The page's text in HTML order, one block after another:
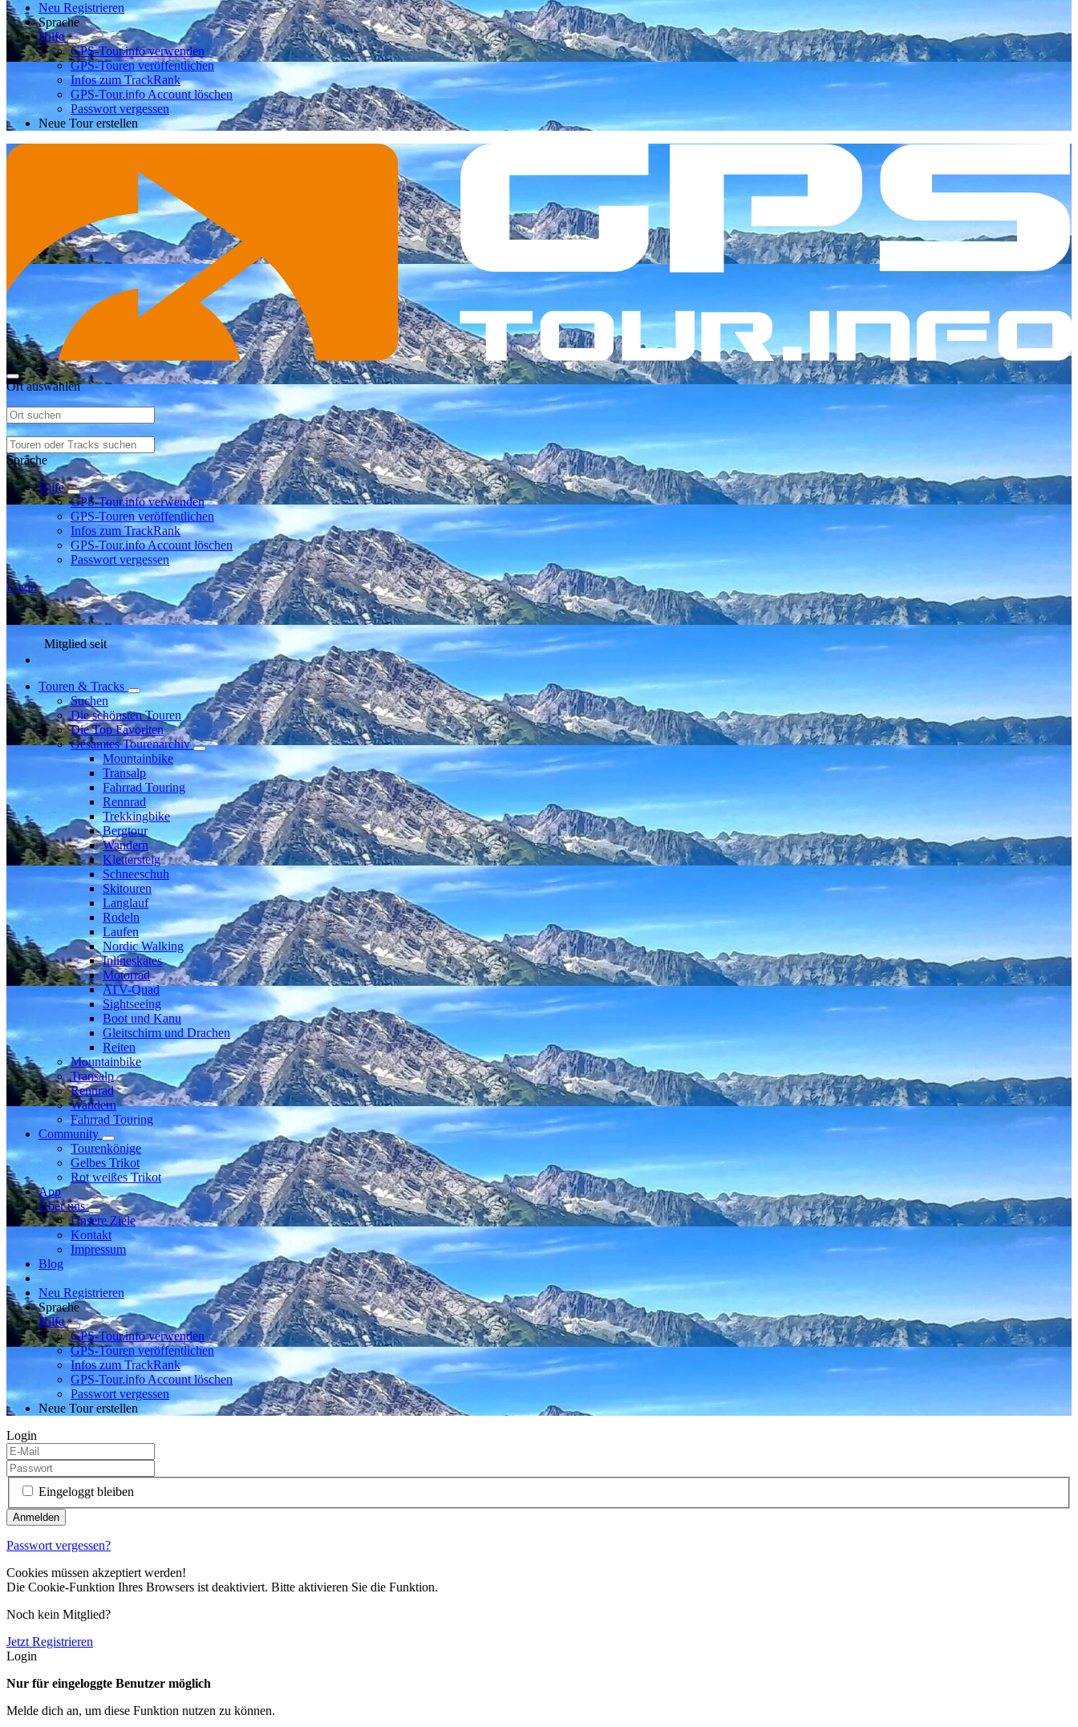
Neu Registrieren
Sprache
Hilfe
GPS-Tour.info verwenden
GPS-Touren veröffentlichen
Infos zum TrackRank
GPS-Tour.info Account löschen
Passwort vergessen
Neue Tour erstellen
Ort auswählen
Sprache
Hilfe
GPS-Tour.info verwenden
GPS-Touren veröffentlichen
Infos zum TrackRank
GPS-Tour.info Account löschen
Passwort vergessen
Login
Mitglied seit
Touren & Tracks
Suchen
Die schönsten Touren
Die Top Favoriten
Gesamtes Tourenarchiv
Mountainbike
Transalp
Fahrrad Touring
Rennrad
Trekkingbike
Bergtour
Wandern
Klettersteig
Schneeschuh
Skitouren
Langlauf
Rodeln
Laufen
Nordic Walking
Inlineskates
Motorrad
ATV-Quad
Sightseeing
Boot und Kanu
Gleitschirm und Drachen
Reiten
Mountainbike
Transalp
Rennrad
Wandern
Fahrrad Touring
Community
Tourenkönige
Gelbes Trikot
Rot weißes Trikot
App
Über uns
Unsere Ziele
Kontakt
Impressum
Blog
Neu Registrieren
Sprache
Hilfe
GPS-Tour.info verwenden
GPS-Touren veröffentlichen
Infos zum TrackRank
GPS-Tour.info Account löschen
Passwort vergessen
Neue Tour erstellen
Login
Eingeloggt bleiben
Passwort vergessen?
Cookies müssen akzeptiert werden!
Die Cookie-Funktion Ihres Browsers ist deaktiviert. Bitte aktivieren Sie die Funktion.
Noch kein Mitglied?
Jetzt Registrieren
Login
Nur für eingeloggte Benutzer möglich
Melde dich an, um diese Funktion nutzen zu können.